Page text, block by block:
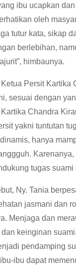
ibu ucapkan
oleh
tutur kata, sikap
berlebihan,
himbaunya.
Persit Kartika
sesuai dengan
Chandra
yakni tuntutan
hanya
tugas suami
Ny. Tania
jasmani dan
Menjaga dan
keinginan
pendamping
ibu dapat